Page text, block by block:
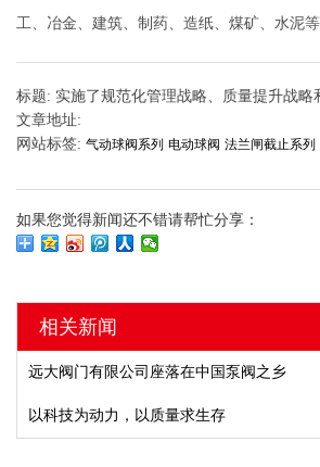
工、冶金、建筑、制药、造纸、煤矿、水泥等
标题: 实施了规范化管理战略、质量提升战略
文章地址:
网站标签: 气动球阀系列 电动球阀 法兰闸截止系列
如果您觉得新闻还不错请帮忙分享：
相关新闻
远大阀门有限公司座落在中国泵阀之乡
以科技为动力，以质量求生存